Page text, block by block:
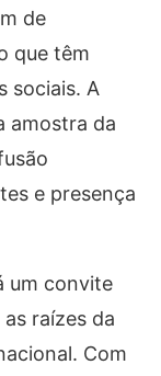
de
que têm
sociais. A
amostra da
e presença
um convite
raízes da
Com